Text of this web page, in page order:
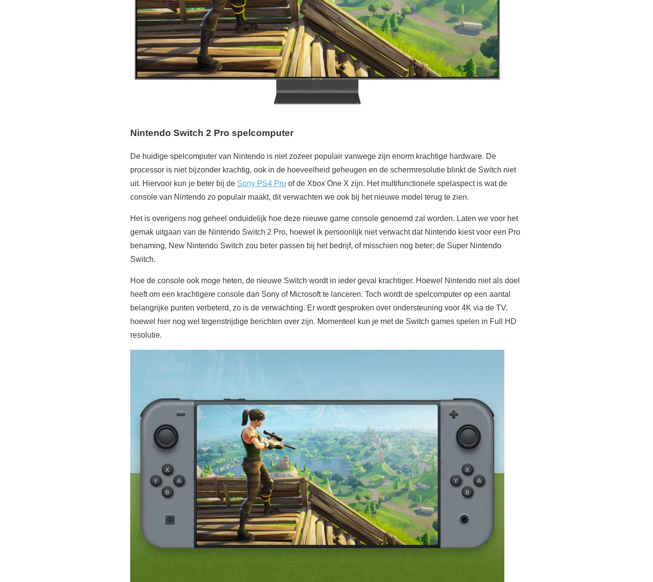
Nintendo Switch 2 Pro spelcomputer
De huidige spelcomputer van Nintendo is niet zozeer populair vanwege zijn enorm krachtige hardware. De
processor is niet bijzonder krachtig, ook in de hoeveelheid geheugen en de schermresolutie blinkt de Switch niet
uit. Hiervoor kun je beter bij de Sony PS4 Pro of de Xbox One X zijn. Het multifunctionele spelaspect is wat de
console van Nintendo zo populair maakt, dit verwachten we ook bij het nieuwe model terug te zien.
Het is overigens nog geheel onduidelijk hoe deze nieuwe game console genoemd zal worden. Laten we voor het
gemak uitgaan van de Nintendo Switch 2 Pro, hoewel ik persoonlijk niet verwacht dat Nintendo kiest voor een Pro
benaming, New Nintendo Switch zou beter passen bij het bedrijf, of misschien nog beter; de Super Nintendo
Switch.
Hoe de console ook moge heten, de nieuwe Switch wordt in ieder geval krachtiger. Hoewel Nintendo niet als doel
heeft om een krachtigere console dan Sony of Microsoft te lanceren. Toch wordt de spelcomputer op een aantal
belangrijke punten verbeterd, zo is de verwachting. Er wordt gesproken over ondersteuning voor 4K via de TV,
hoewel hier nog wel tegenstrijdige berichten over zijn. Momenteel kun je met de Switch games spelen in Full HD
resolutie.